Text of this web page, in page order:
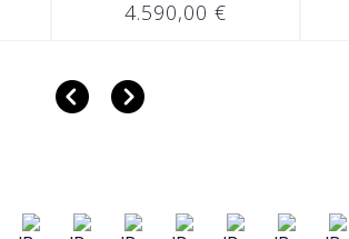
4.590,00 €